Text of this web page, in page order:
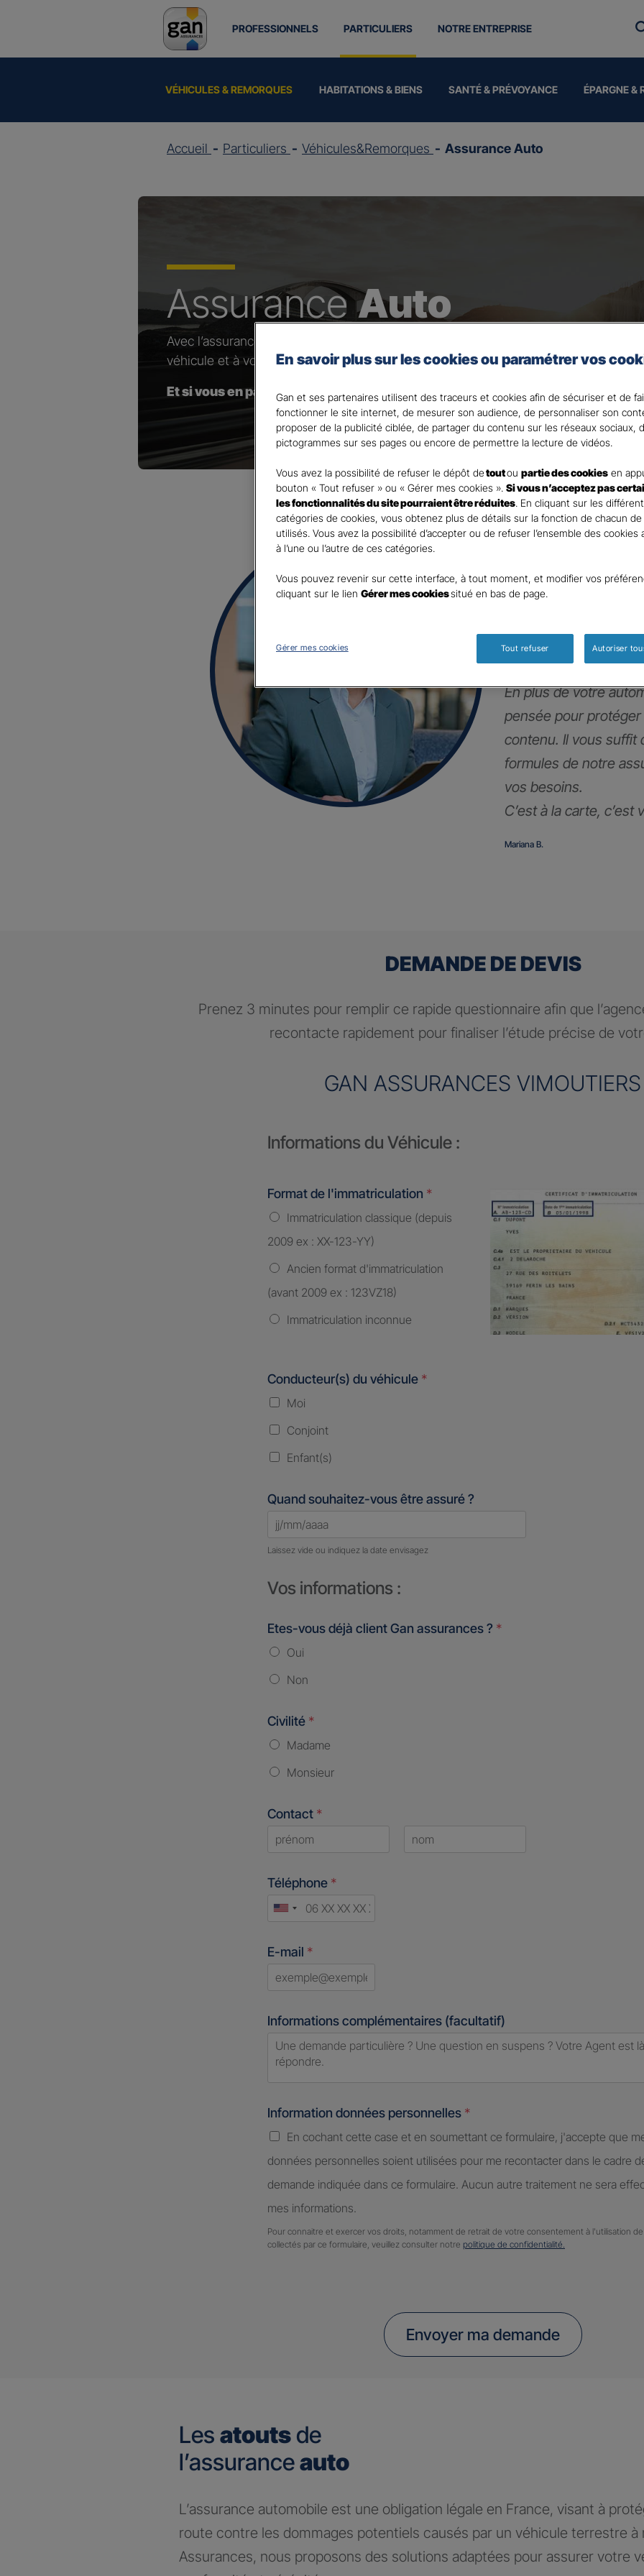
PROFESSIONNELS PARTICULIERS
VÉHICULES & REMORQUES HABITATIONS & BIENS SANTÉ & PRÉVOYANCE ÉPARGNE &
NOTRE ENTREPRISE
Accueil Particuliers Véhicules&Remorques Assurance Auto
AssuranceAuto
Avec l’assurance pour votre auto de Gan Assurances, vous choisissez les
véhicule et à vos besoins.
Et si vous en parliez avec votre Agent général ?
Parole
d’expert
!
En plus de votre
pensée pour
contenu. Il vous suffit
formules de notre
vos besoins.
C’est à la carte,
Mariana B.
DEMANDE DE DEVIS
Prenez 3 minutes pour remplir ce rapide questionnaire afin que
recontacte rapidement pour finaliser l’étude précise de
GAN ASSURANCES VIMOUTIERS
Informations du Véhicule :
Format de l'immatriculation *
Immatriculation classique (depuis
2009 ex : XX-123-YY)
Ancien format d'immatriculation
(avant 2009 ex : 123VZ18)
Immatriculation inconnue
Conducteur(s) du véhicule *
Moi
Conjoint
Enfant(s)
Quand souhaitez-vous être assuré ?
Laissez vide ou indiquez la date envisagez
Vos informations :
Etes-vous déjà client Gan assurances ? *
Oui
Non
Civilité *
Madame
Monsieur
Contact *
Téléphone *
United
E-mail *
Informations complémentaires (facultatif)
Information données personnelles *
En cochant cette case et en soumettant ce formulaire, j'accepte que
données personnelles soient utilisées pour me recontacter dans le cadre
demande indiquée dans ce formulaire. Aucun autre traitement ne sera
mes informations.
Pour connaitre et exercer vos droits, notamment de retrait de votre consentement à l'utilisation
collectés par ce formulaire, veuillez consulter notre politique de confidentialité.
Envoyer ma demande
Les atoutsde
l’assuranceauto
​L’assurance automobile est une obligation légale en France, visant à
route contre les dommages potentiels causés par un véhicule terrestre à
Assurances, nous proposons des solutions adaptées pour assurer votre
En savoir plus sur les cookies ou paramétrer vos
Gan et ses partenaires utilisent des traceurs et cookies afin de sécuriser et de
fonctionner le site internet, de mesurer son audience, de personnaliser son
proposer de la publicité ciblée, de partager du contenu sur les réseaux sociaux,
pictogrammes sur ses pages ou encore de permettre la lecture de vidéos.
Vous avez la possibilité de refuser le dépôt detoutou partie des cookies en
bouton « Tout refuser » ou « Gérer mes cookies ». Si vous n’acceptez pas
les fonctionnalités du site pourraient être réduites. En cliquant sur les
catégories de cookies, vous obtenez plus de détails sur la fonction de chacun
utilisés. Vous avez la possibilité d’accepter ou de refuser l’ensemble des cookies
à l’une ou l’autre de ces catégories.
Vous pouvez revenir sur cette interface, à tout moment, et modifier vos
cliquant sur le lien Gérer mes cookiessitué en bas de page.
Gérer mes cookies Tout refuser Autoriser